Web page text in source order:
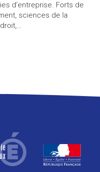
d’entreprise. Forts de
sciences de la